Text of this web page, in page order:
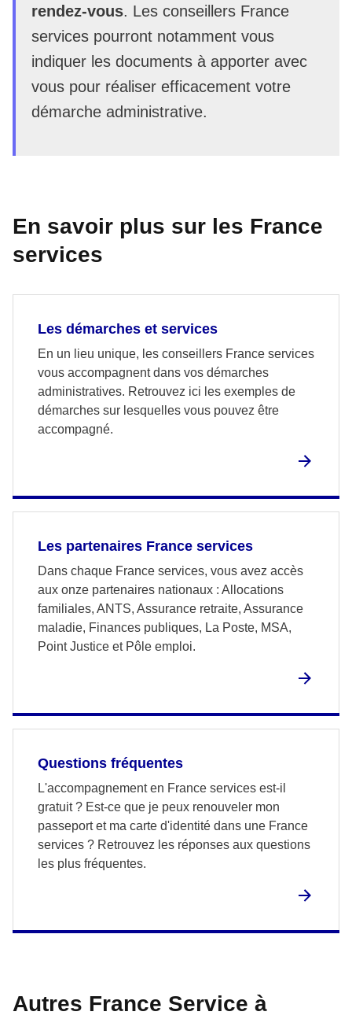
rendez-vous. Les conseillers France
services pourront notamment vous
indiquer les documents à apporter avec
vous pour réaliser efficacement votre
démarche administrative.
En savoir plus sur les France
services
Les démarches et services
En un lieu unique, les conseillers France services
vous accompagnent dans vos démarches
administratives. Retrouvez ici les exemples de
démarches sur lesquelles vous pouvez être
accompagné.
Les partenaires France services
Dans chaque France services, vous avez accès
aux onze partenaires nationaux : Allocations
familiales, ANTS, Assurance retraite, Assurance
maladie, Finances publiques, La Poste, MSA,
Point Justice et Pôle emploi.
Questions fréquentes
L'accompagnement en France services est-il
gratuit ? Est-ce que je peux renouveler mon
passeport et ma carte d'identité dans une France
services ? Retrouvez les réponses aux questions
les plus fréquentes.
Autres France Service à